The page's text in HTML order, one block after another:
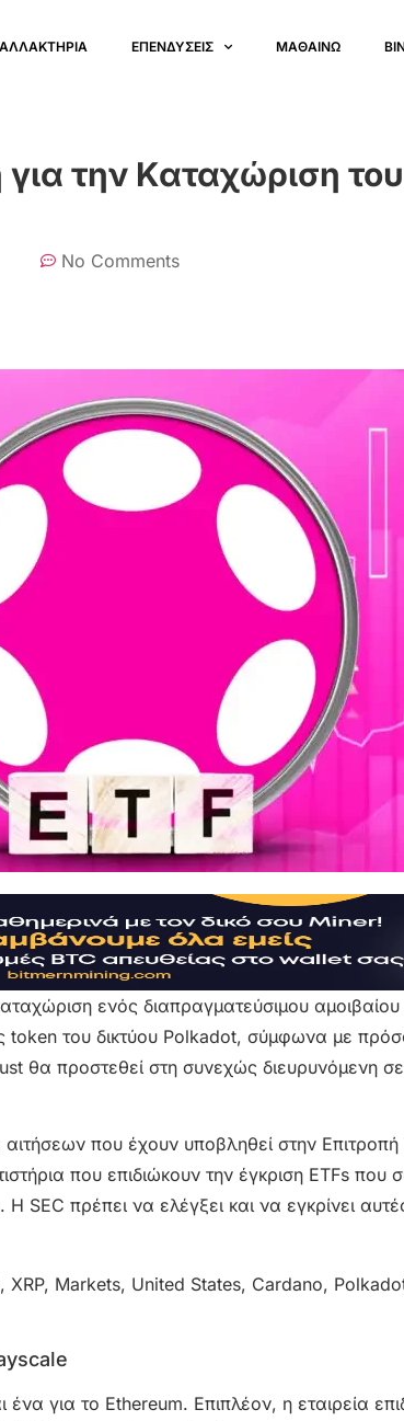
ΕΠΕΝΔΥΣΕΙΣ ΜΑΘΑΙΝΩ
για την Καταχώριση
No Comments
ενός διαπραγματεύσιμου
του δικτύου Polkadot, σύμφωνα με
θα προστεθεί στη συνεχώς διευρυνόμενη
αιτήσεων που έχουν υποβληθεί στην
που επιδιώκουν την έγκριση ETFs που
πρέπει να ελέγξει και να εγκρίνει αυτές
για το Ethereum. Επιπλέον, η εταιρεία